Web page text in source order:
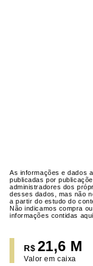
As informações e dados
publicadas por
administradores dos
desses dados, mas não
a partir do estudo do
Não indicamos compra
informações contidas aqui.
R$ 21,6 M
Valor em caixa